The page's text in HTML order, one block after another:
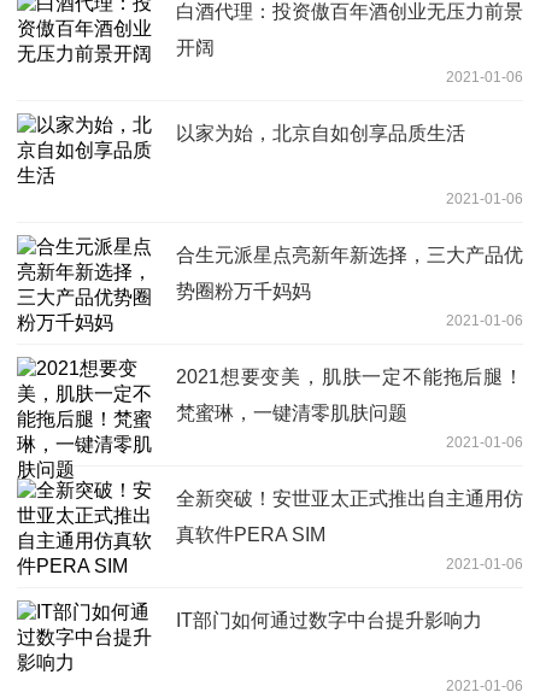
白酒代理：投资傲百年酒创业无压力前景
开阔
2021-01-06
以家为始，北京自如创享品质生活
2021-01-06
合生元派星点亮新年新选择，三大产品优
势圈粉万千妈妈
2021-01-06
2021想要变美，肌肤一定不能拖后腿！
梵蜜琳，一键清零肌肤问题
2021-01-06
全新突破！安世亚太正式推出自主通用仿
真软件PERA SIM
2021-01-06
IT部门如何通过数字中台提升影响力
2021-01-06